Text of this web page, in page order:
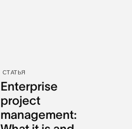
СТАТЬЯ
Enterprise
project
management: